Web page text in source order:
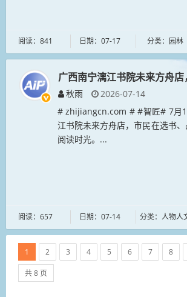
阅读：841 日期：07-17 分类：园林
广西南宁漓江书院未来方舟
秋雨
2026-07-14
# zhijiangcn.com # #智匠# 7月
江书院未来方舟店，市民在选书
阅读时光。...
阅读：657 日期：07-14 分类：人物人
1 2 3 4 5 6 7 8
共 8 页